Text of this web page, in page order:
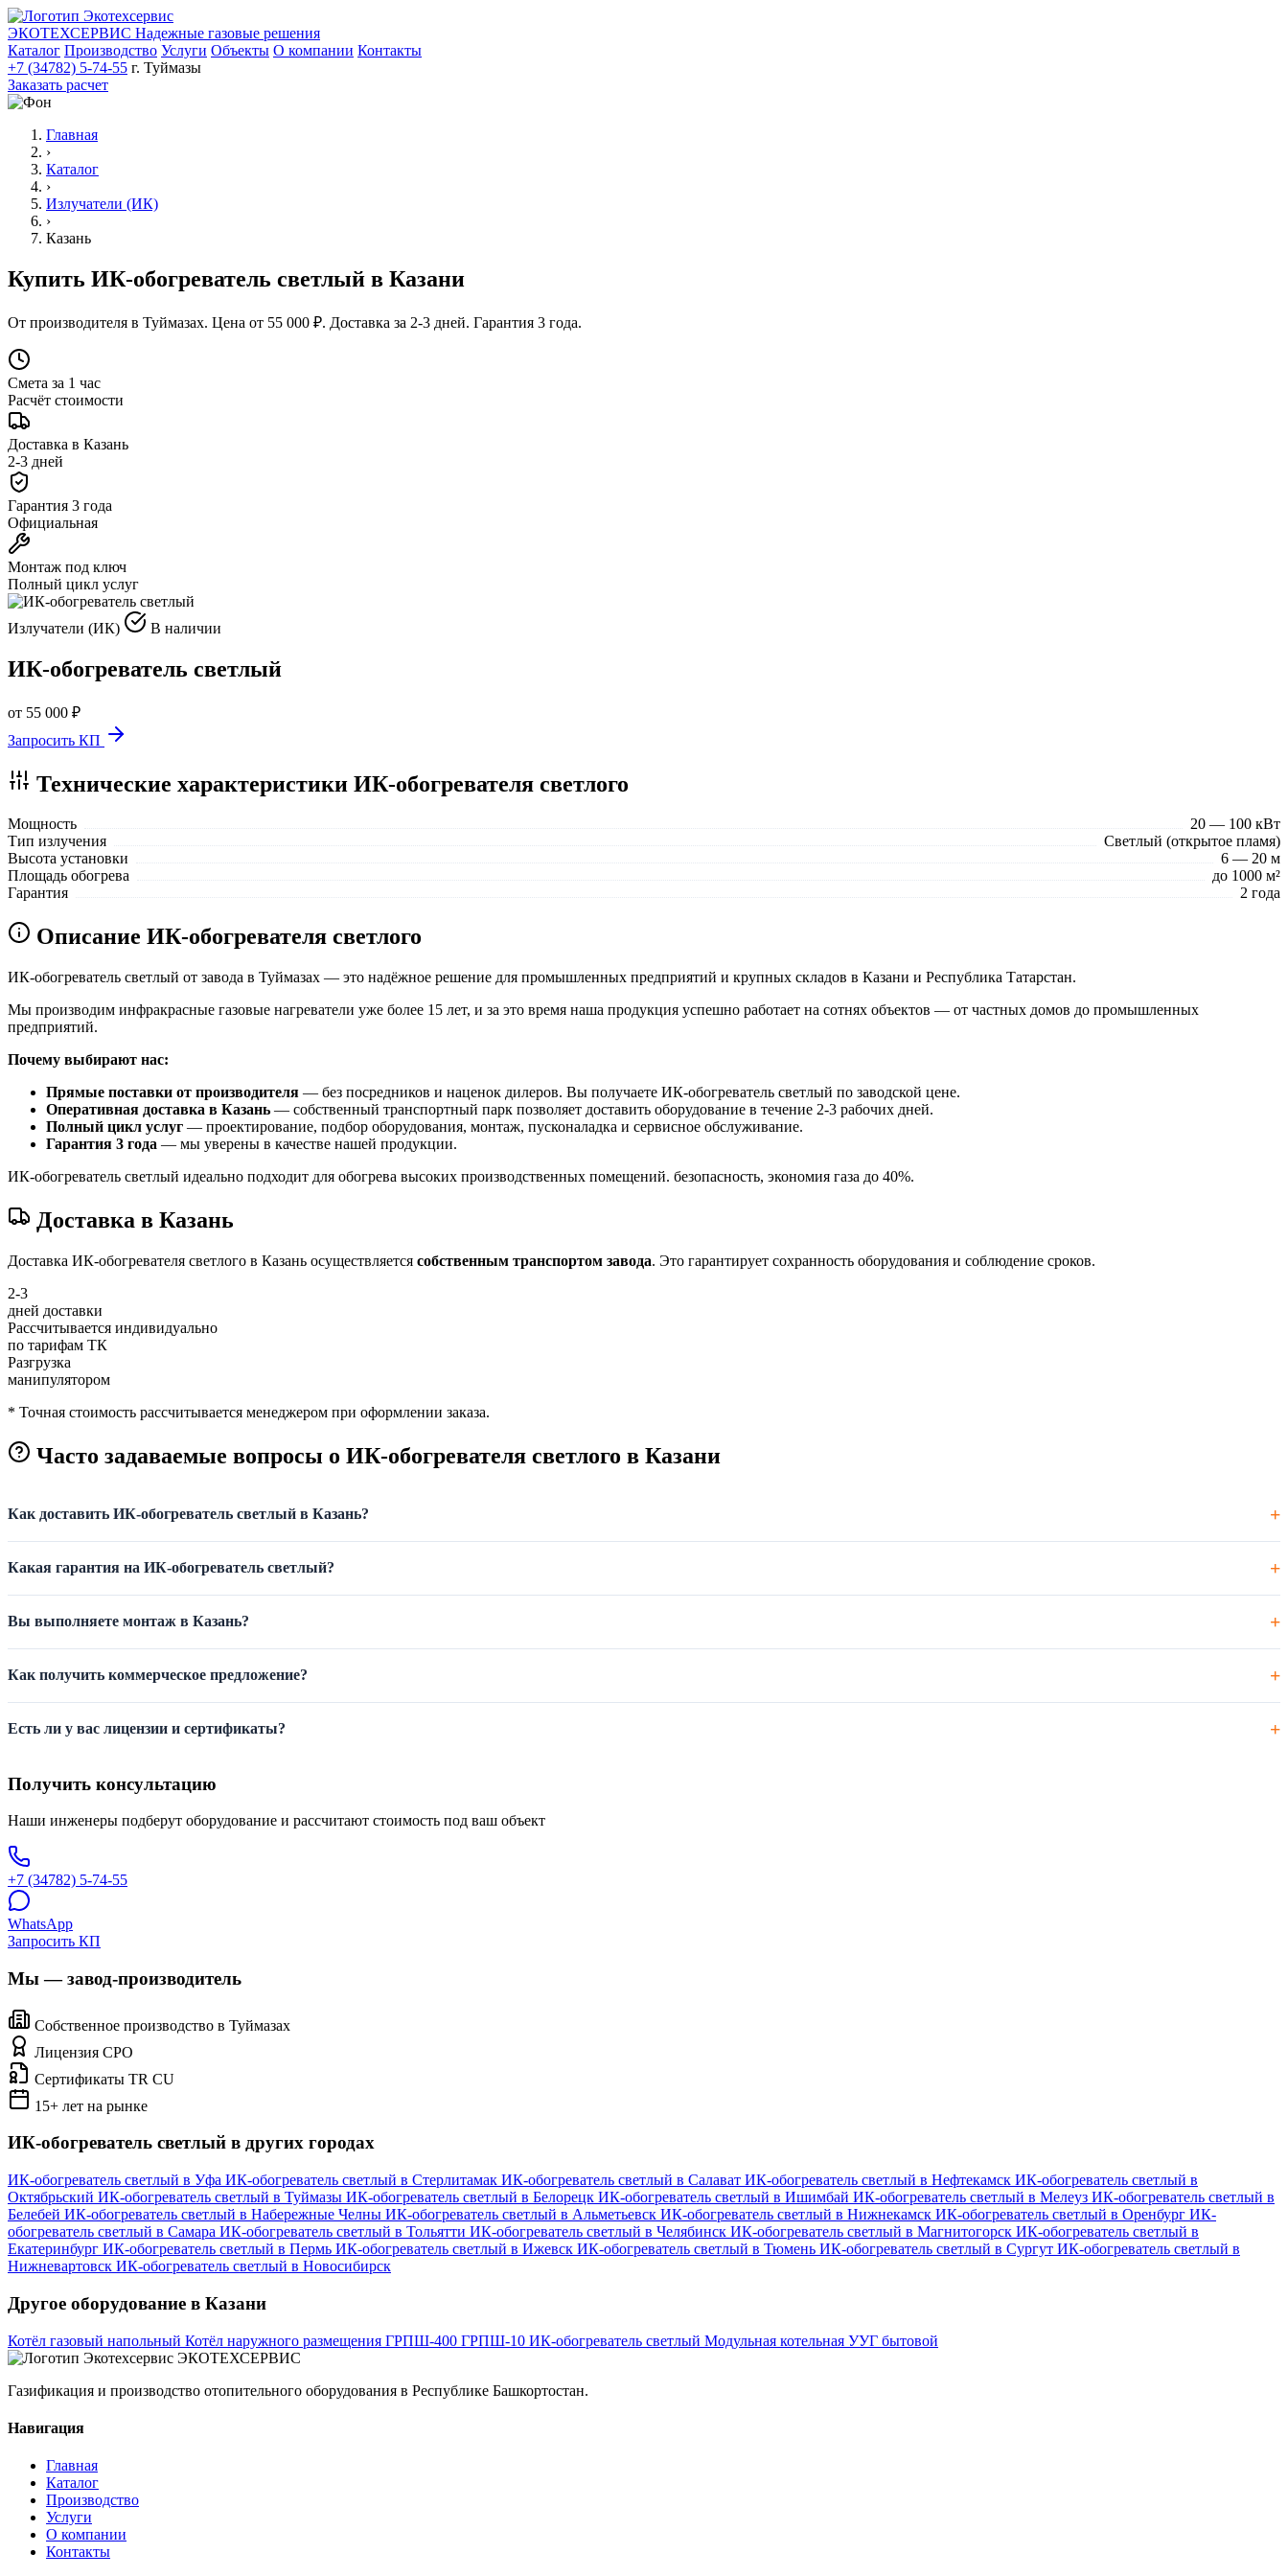
ЭКОТЕХСЕРВИС Надежные газовые решения
Каталог Производство Услуги Объекты О компании Контакты
+7 (34782) 5-74-55 г. Туймазы
Заказать расчет
Главная
›
Каталог
›
Излучатели (ИК)
›
Казань
Купить ИК-обогреватель светлый в Казани
От производителя в Туймазах. Цена от 55 000 ₽. Доставка за 2-3 дней. Гарантия 3 года.
Смета за 1 час
Расчёт стоимости
Доставка в Казань
2-3 дней
Гарантия 3 года
Официальная
Монтаж под ключ
Полный цикл услуг
Излучатели (ИК) В наличии
ИК-обогреватель светлый
от 55 000 ₽
Запросить КП
Технические характеристики ИК-обогревателя светлого
Мощность
20 — 100 кВт
Тип излучения
Светлый (открытое пламя)
Высота установки
6 — 20 м
Площадь обогрева
до 1000 м²
Гарантия
2 года
Описание ИК-обогревателя светлого
ИК-обогреватель светлый от завода в Туймазах — это надёжное решение для промышленных предприятий и крупных складов в Казани и Республика Татарстан.
Мы производим инфракрасные газовые нагреватели уже более 15 лет, и за это время наша продукция успешно работает на сотнях объектов — от частных домов до промышленных
предприятий.
Почему выбирают нас:
Прямые поставки от производителя — без посредников и наценок дилеров. Вы получаете ИК-обогреватель светлый по заводской цене.
Оперативная доставка в Казань — собственный транспортный парк позволяет доставить оборудование в течение 2-3 рабочих дней.
Полный цикл услуг — проектирование, подбор оборудования, монтаж, пусконаладка и сервисное обслуживание.
Гарантия 3 года — мы уверены в качестве нашей продукции.
ИК-обогреватель светлый идеально подходит для обогрева высоких производственных помещений. безопасность, экономия газа до 40%.
Доставка в Казань
Доставка ИК-обогревателя светлого в Казань осуществляется собственным транспортом завода. Это гарантирует сохранность оборудования и соблюдение сроков.
2-3
дней доставки
Рассчитывается индивидуально
по тарифам ТК
Разгрузка
манипулятором
* Точная стоимость рассчитывается менеджером при оформлении заказа.
Часто задаваемые вопросы о ИК-обогревателя светлого в Казани
Как доставить ИК-обогреватель светлый в Казань?
Какая гарантия на ИК-обогреватель светлый?
Вы выполняете монтаж в Казань?
Как получить коммерческое предложение?
Есть ли у вас лицензии и сертификаты?
Получить консультацию
Наши инженеры подберут оборудование и рассчитают стоимость под ваш объект
+7 (34782) 5-74-55
WhatsApp
Запросить КП
Мы — завод-производитель
Собственное производство в Туймазах
Лицензия СРО
Сертификаты TR CU
15+ лет на рынке
ИК-обогреватель светлый в других городах
ИК-обогреватель светлый в Уфа ИК-обогреватель светлый в Стерлитамак ИК-обогреватель светлый в Салават ИК-обогреватель светлый в Нефтекамск ИК-обогреватель светлый в
Октябрьский ИК-обогреватель светлый в Туймазы ИК-обогреватель светлый в Белорецк ИК-обогреватель светлый в Ишимбай ИК-обогреватель светлый в Мелеуз ИК-обогреватель светлый в
Белебей ИК-обогреватель светлый в Набережные Челны ИК-обогреватель светлый в Альметьевск ИК-обогреватель светлый в Нижнекамск ИК-обогреватель светлый в Оренбург ИК-
обогреватель светлый в Самара ИК-обогреватель светлый в Тольятти ИК-обогреватель светлый в Челябинск ИК-обогреватель светлый в Магнитогорск ИК-обогреватель светлый в
Екатеринбург ИК-обогреватель светлый в Пермь ИК-обогреватель светлый в Ижевск ИК-обогреватель светлый в Тюмень ИК-обогреватель светлый в Сургут ИК-обогреватель светлый в
Нижневартовск ИК-обогреватель светлый в Новосибирск
Другое оборудование в Казани
Котёл газовый напольный Котёл наружного размещения ГРПШ-400 ГРПШ-10 ИК-обогреватель светлый Модульная котельная УУГ бытовой
ЭКОТЕХСЕРВИС
Газификация и производство отопительного оборудования в Республике Башкортостан.
Навигация
Главная
Каталог
Производство
Услуги
О компании
Контакты